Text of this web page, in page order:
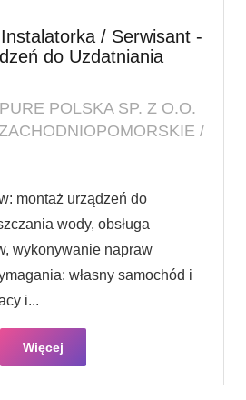
/ Serwisant -
do Uzdatniania
POLSKA SP. Z O.O.
/
montaż urządzeń do
wody, obsługa
wykonywanie napraw
własny samochód i
i...
Więcej